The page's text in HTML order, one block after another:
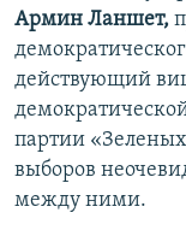
Армин Ланшет,
действующий
партии
выборов
между ними.